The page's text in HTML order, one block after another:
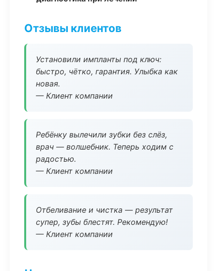
Отзывы клиентов
Установили импланты под ключ:
быстро, чётко, гарантия. Улыбка как
новая.
— Клиент компании
Ребёнку вылечили зубки без слёз,
врач — волшебник. Теперь ходим с
радостью.
— Клиент компании
Отбеливание и чистка — результат
супер, зубы блестят. Рекомендую!
— Клиент компании